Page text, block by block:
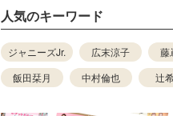
人気のキーワード
ジャニーズJr. 広末涼子
藤
飯田栞月
中村倫也 辻